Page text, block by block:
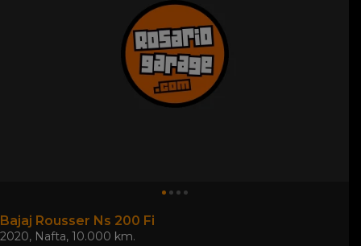
Bajaj Rousser Ns 200 Fi
2020, Nafta, 10.000 km.